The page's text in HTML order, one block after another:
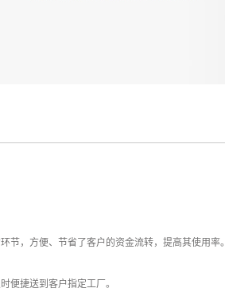
节，方便、节省了客户的资金流转，提高其使用率。
便捷送到客户指定工厂。